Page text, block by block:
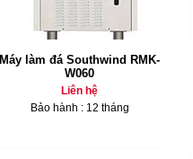
Máy làm đá Southwind RMK-
W060
Liên hệ
Bảo hành : 12 tháng